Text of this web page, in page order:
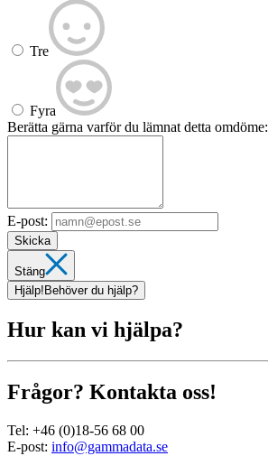
Tre
Fyra
Berätta gärna varför du lämnat detta omdöme:
E-post:
Skicka
Stäng
Hjälp! Behöver du hjälp?
Hur kan vi hjälpa?
Frågor? Kontakta oss!
Tel: +46 (0)18-56 68 00
E-post: info@gammadata.se